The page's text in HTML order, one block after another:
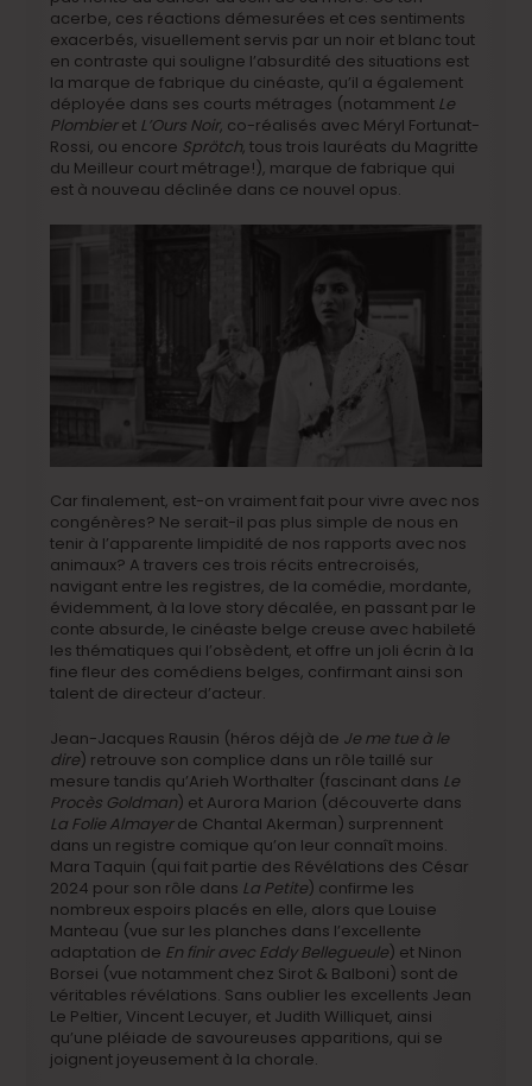
acerbe, ces réactions démesurées et ces sentiments
exacerbés, visuellement servis par un noir et blanc tout
en contraste qui souligne l’absurdité des situations est
la marque de fabrique du cinéaste, qu’il a également
déployée dans ses courts métrages (notamment Le
Plombieret L’Ours Noir, co-réalisés avec Méryl Fortunat-
Rossi, ou encore Sprötch, tous trois lauréats du Magritte
du Meilleur court métrage!), marque de fabrique qui
est à nouveau déclinée dans ce nouvel opus.
Car finalement, est-on vraiment fait pour vivre avec nos
congénères? Ne serait-il pas plus simple de nous en
tenir à l’apparente limpidité de nos rapports avec nos
animaux? A travers ces trois récits entrecroisés,
navigant entre les registres, de la comédie, mordante,
évidemment, à la love story décalée, en passant par le
conte absurde, le cinéaste belge creuse avec habileté
les thématiques qui l’obsèdent, et offre un joli écrin à la
fine fleur des comédiens belges, confirmant ainsi son
talent de directeur d’acteur.
Jean-Jacques Rausin (héros déjà de Je me tue à le
dire) retrouve son complice dans un rôle taillé sur
mesure tandis qu’Arieh Worthalter (fascinant dans Le
Procès Goldman) et Aurora Marion (découverte dans
La Folie Almayerde Chantal Akerman) surprennent
dans un registre comique qu’on leur connaît moins.
Mara Taquin (qui fait partie des Révélations des César
2024 pour son rôle dans La Petite) confirme les
nombreux espoirs placés en elle, alors que Louise
Manteau (vue sur les planches dans l’excellente
adaptation de En finir avec Eddy Bellegueule) et Ninon
Borsei (vue notamment chez Sirot & Balboni) sont de
véritables révélations. Sans oublier les excellents Jean
Le Peltier, Vincent Lecuyer, et Judith Williquet, ainsi
qu’une pléiade de savoureuses apparitions, qui se
joignent joyeusement à la chorale.